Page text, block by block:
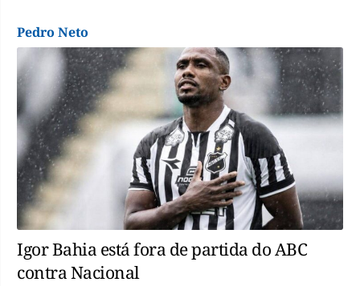
Pedro Neto
Igor Bahia está fora de partida do ABC
contra Nacional